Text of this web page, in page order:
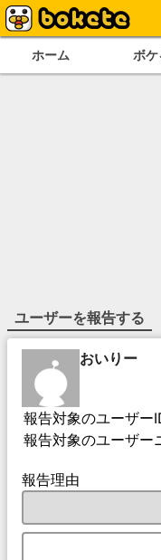
ホーム ボケ
ユーザーを報告する
おいりー
報告対象のユーザー
報告対象のユーザー
報告理由